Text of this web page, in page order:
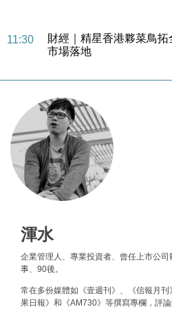
14:50
地產｜大酒店中期轉賺
東京半島
13:12
國際｜特朗普赴洛杉磯
12:30
財經｜香港7月PMI回落
手
11:40
財經｜黑石傳再籌逾360
Google晶片
10:57
財經｜美商務部擬擴大金
25%
定高消費客群
17:40
財經｜本港6月零售額連
最強
16:33
財經｜滙控重啟最多10
50%
渾水
企業管理人、專業投資者、曾任上市公司
事、90後。
常在多份媒體如《壹週刊》、《信報月刊
果日報》和《AM730》等撰寫專欄，評